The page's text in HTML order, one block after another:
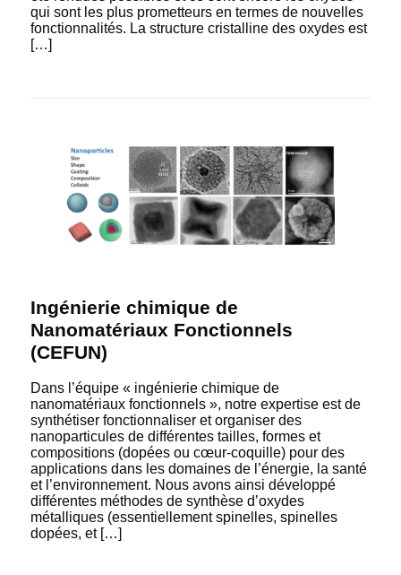
qui sont les plus prometteurs en termes de nouvelles
fonctionnalités. La structure cristalline des oxydes est
[…]
Ingénierie chimique de
Nanomatériaux Fonctionnels
(CEFUN)
Dans l’équipe « ingénierie chimique de
nanomatériaux fonctionnels », notre expertise est de
synthétiser fonctionnaliser et organiser des
nanoparticules de différentes tailles, formes et
compositions (dopées ou cœur-coquille) pour des
applications dans les domaines de l’énergie, la santé
et l’environnement. Nous avons ainsi développé
différentes méthodes de synthèse d’oxydes
métalliques (essentiellement spinelles, spinelles
dopées, et […]